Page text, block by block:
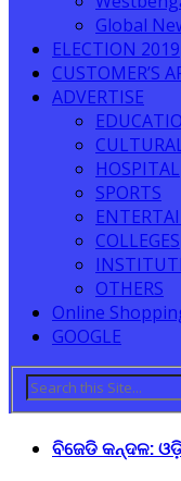
Global
ELECTION 2019
CUSTOMER’S
ADVERTISE
HOSPITAL
SPORTS
COLLEGES
OTHERS
Online
GOOGLE
ବିଜେଡି କନ୍ଦଳ: